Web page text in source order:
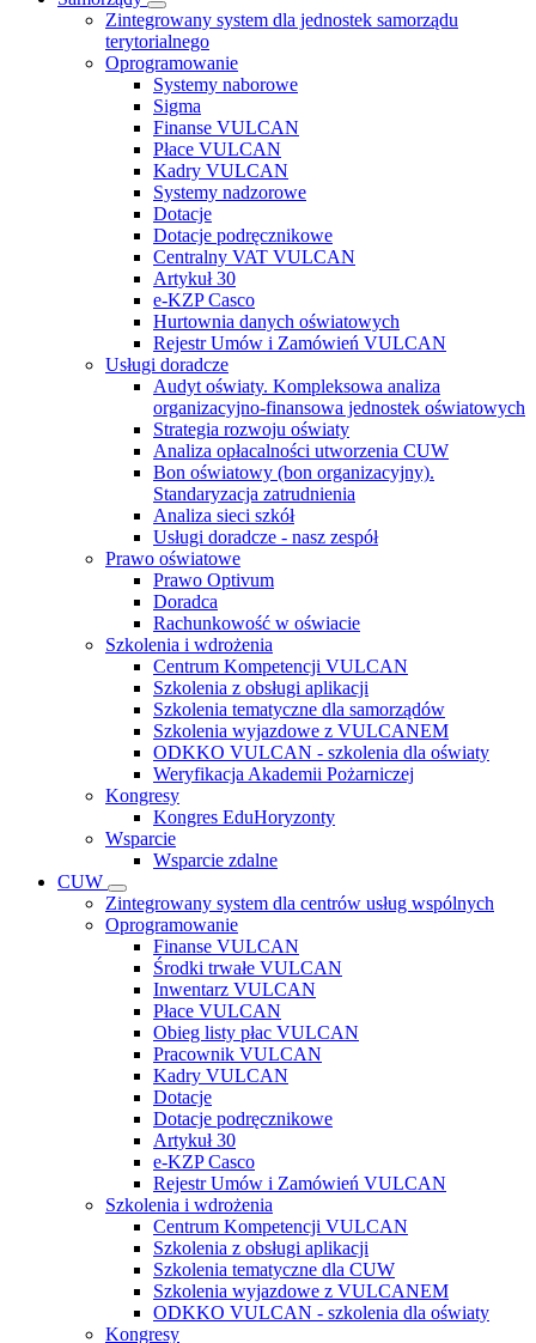
Zintegrowany system dla jednostek samorządu
terytorialnego
Oprogramowanie
Systemy naborowe
Sigma
Finanse VULCAN
Płace VULCAN
Kadry VULCAN
Systemy nadzorowe
Dotacje
Dotacje podręcznikowe
Centralny VAT VULCAN
Artykuł 30
e-KZP Casco
Hurtownia danych oświatowych
Rejestr Umów i Zamówień VULCAN
Usługi doradcze
Audyt oświaty. Kompleksowa analiza
organizacyjno-finansowa jednostek oświatowych
Strategia rozwoju oświaty
Analiza opłacalności utworzenia CUW
Bon oświatowy (bon organizacyjny).
Standaryzacja zatrudnienia
Analiza sieci szkół
Usługi doradcze - nasz zespół
Prawo oświatowe
Prawo Optivum
Doradca
Rachunkowość w oświacie
Szkolenia i wdrożenia
Centrum Kompetencji VULCAN
Szkolenia z obsługi aplikacji
Szkolenia tematyczne dla samorządów
Szkolenia wyjazdowe z VULCANEM
ODKKO VULCAN - szkolenia dla oświaty
Weryfikacja Akademii Pożarniczej
Kongresy
Kongres EduHoryzonty
Wsparcie
Wsparcie zdalne
CUW
Zintegrowany system dla centrów usług wspólnych
Oprogramowanie
Finanse VULCAN
Środki trwałe VULCAN
Inwentarz VULCAN
Płace VULCAN
Obieg listy płac VULCAN
Pracownik VULCAN
Kadry VULCAN
Dotacje
Dotacje podręcznikowe
Artykuł 30
e-KZP Casco
Rejestr Umów i Zamówień VULCAN
Szkolenia i wdrożenia
Centrum Kompetencji VULCAN
Szkolenia z obsługi aplikacji
Szkolenia tematyczne dla CUW
Szkolenia wyjazdowe z VULCANEM
ODKKO VULCAN - szkolenia dla oświaty
Kongresy